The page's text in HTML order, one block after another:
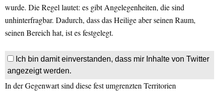
wurde. Die Regel lautet: es gibt Angelegenheiten, die sind
unhinterfragbar. Dadurch, dass das Heilige aber seinen Raum,
seinen Bereich hat, ist es festgelegt.
Ich bin damit einverstanden, dass mir Inhalte von Twitter
angezeigt werden.
In der Gegenwart sind diese fest umgrenzten Territorien